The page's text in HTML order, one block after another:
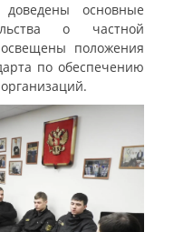
основные
о частной
положения
по обеспечению